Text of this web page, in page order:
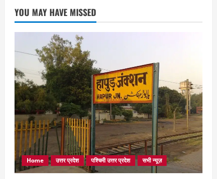
YOU MAY HAVE MISSED
Home उत्तर प्रदेश पश्चिमी उत्तर प्रदेश सभी न्यूज़